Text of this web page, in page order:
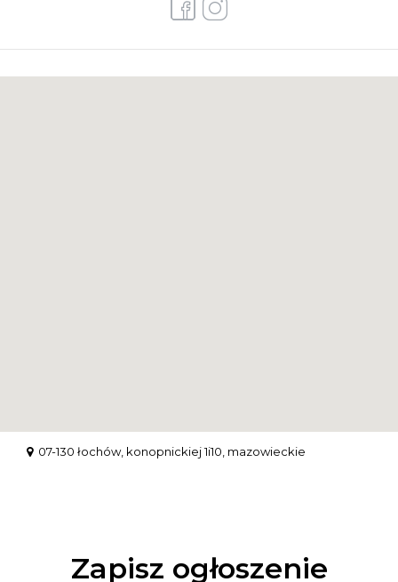
07-130 łochów, konopnickiej 1i10, mazowieckie
Zapisz ogłoszenie